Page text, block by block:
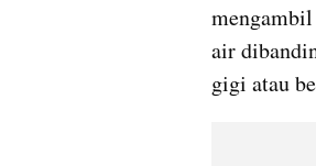
air
gigi atau